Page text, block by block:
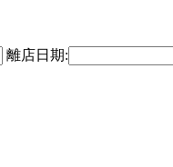
離店日期: